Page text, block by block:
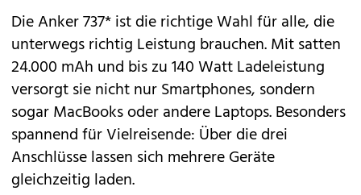
Die Anker 737* ist die richtige Wahl für alle, die
unterwegs richtig Leistung brauchen. Mit satten
24.000 mAh und bis zu 140 Watt Ladeleistung
versorgt sie nicht nur Smartphones, sondern
sogar MacBooks oder andere Laptops. Besonders
spannend für Vielreisende: Über die drei
Anschlüsse lassen sich mehrere Geräte
gleichzeitig laden.